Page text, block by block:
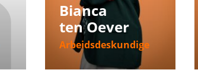
Bianca
ten Oever
Arbeidsdeskundige